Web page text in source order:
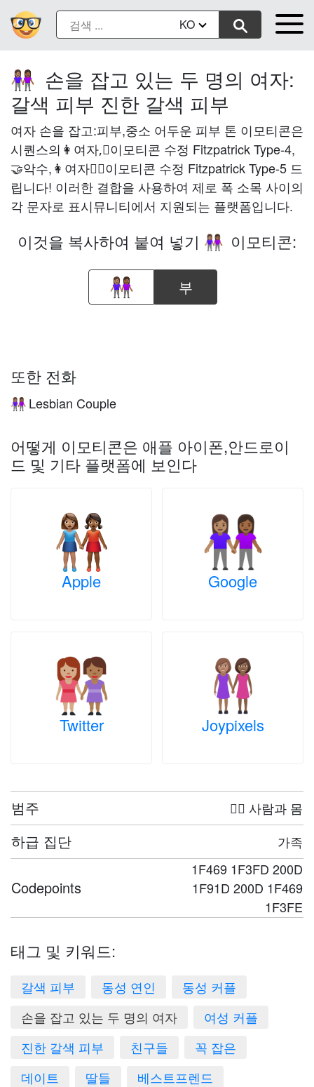
KO
👩🏽‍🤝‍👩🏾 손을 잡고 있는 두 명의 여자:
갈색 피부 진한 갈색 피부
여자 손을 잡고:피부,중소 어두운 피부 톤 이모티콘은
시퀀스의👩여자,🏽이모티콘 수정 Fitzpatrick Type-4,
🤝악수,👩여자와🏾이모티콘 수정 Fitzpatrick Type-5 드
립니다! 이러한 결합을 사용하여 제로 폭 소목 사이의
각 문자로 표시뮤니티에서 지원되는 플랫폼입니다.
이것을 복사하여 붙여 넣기 👩🏽‍🤝‍👩🏾 이모티콘:
부
또한 전화
👩🏽‍🤝‍👩🏾 Lesbian Couple
어떻게 이모티콘은 애플 아이폰,안드로이
드 및 기타 플랫폼에 보인다
Apple Google
Twitter Joypixels
범주 🤦‍♀️ 사람과 몸
하급 집단 가족
Codepoints
1F469 1F3FD 200D
1F91D 200D 1F469
1F3FE
태그 및 키워드:
갈색 피부 동성 연인
동성 커플
손을 잡고 있는 두 명의 여자
여성 커플
진한 갈색 피부
친구들
꼭 잡은
데이트
딸들
베스트프렌드